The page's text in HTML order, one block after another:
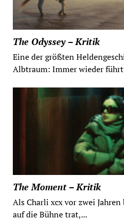
The Odyssey – Kritik
Eine der größten
Albtraum: Immer wieder
The Moment – Kritik
Als Charli xcx vor zwei
auf die Bühne trat,...